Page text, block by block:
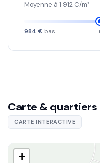
Moyenne à 1 912 €/m²
984 € bas
Carte & quartiers
CARTE INTERACTIVE
+